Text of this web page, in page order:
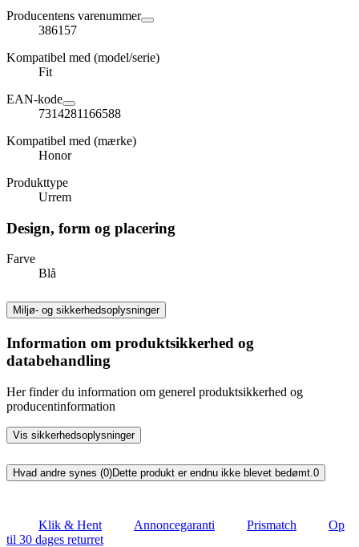
Producentens varenummer
386157
Kompatibel med (model/serie)
Fit
EAN-kode
7314281166588
Kompatibel med (mærke)
Honor
Produkttype
Urrem
Design, form og placering
Farve
Blå
Miljø- og sikkerhedsoplysninger
Information om produktsikkerhed og
databehandling
Her finder du information om generel produktsikkerhed og
producentinformation
Vis sikkerhedsoplysninger
Hvad andre synes (0)Dette produkt er endnu ikke blevet bedømt. 0
Klik & Hent Annoncegaranti Prismatch
Op
til 30 dages returret